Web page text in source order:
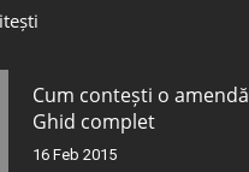
Cum contești o
Ghid complet
16 Feb 2015